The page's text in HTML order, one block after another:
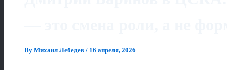
By Михаил Лебедев / 16 апреля, 2026